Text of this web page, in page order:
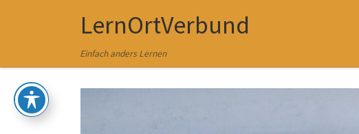
Zum Inhalt springenLernOrtVerbund
Einfach anders Lernen